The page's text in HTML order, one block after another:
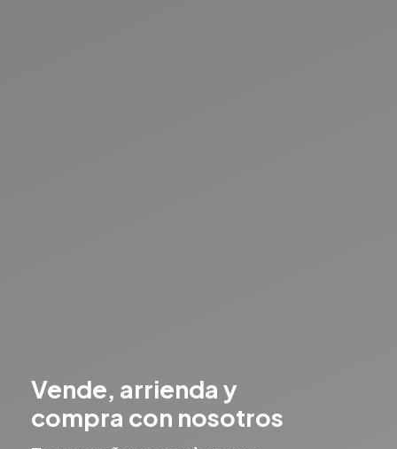
Vende, arrienda y
compra con nosotros